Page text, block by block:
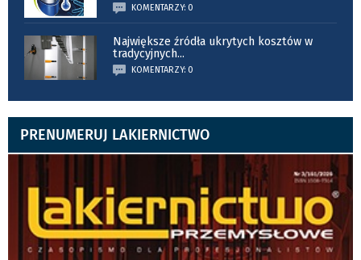
KOMENTARZY: 0
Największe źródła ukrytych kosztów w
tradycyjnych...
KOMENTARZY: 0
PRENUMERUJ LAKIERNICTWO